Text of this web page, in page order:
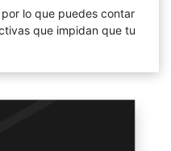
lo que puedes contar
que impidan que tu